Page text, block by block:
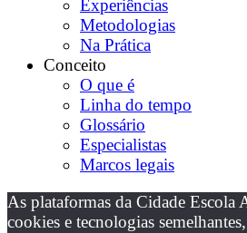
Experiências
Metodologias
Na Prática
Conceito
O que é
Linha do tempo
Glossário
Especialistas
Marcos legais
As plataformas da Cidade Escola
cookies e tecnologias